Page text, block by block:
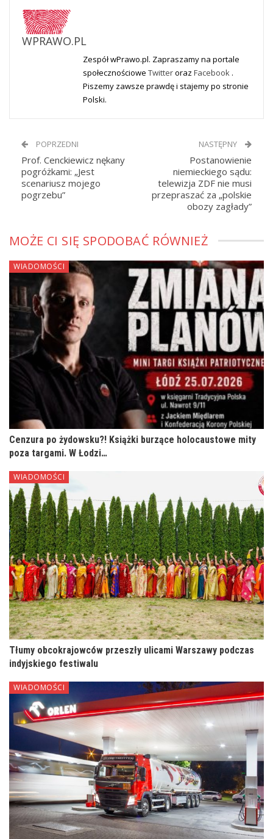
WPRAWO.PL
Zespół wPrawo.pl. Zapraszamy na portale
społecznościowe Twitteroraz Facebook .
Piszemy zawsze prawdę i stajemy po stronie
Polski.
POPRZEDNI
Prof. Cenckiewicz nękany
pogróżkami: „Jest
scenariusz mojego
pogrzebu”
NASTĘPNY
Postanowienie
niemieckiego sądu:
telewizja ZDF nie musi
przepraszać za „polskie
obozy zagłady”
MOŻE CI SIĘ SPODOBAĆ RÓWNIEŻ
WIADOMOŚCI
Cenzura po żydowsku?! Książki burzące holocaustowe mity
poza targami. W Łodzi…
WIADOMOŚCI
Tłumy obcokrajowców przeszły ulicami Warszawy podczas
indyjskiego festiwalu
WIADOMOŚCI